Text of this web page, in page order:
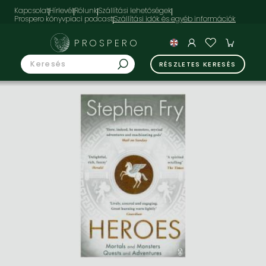
KapcsolatHírlevélRólunkSzállítási lehetőségek
Prospero könyvpiaci podcast
PROSPERO
RÉSZLETES KERESÉS